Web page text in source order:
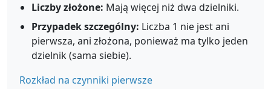
Liczby złożone: Mają więcej niż dwa dzielniki.
Przypadek szczególny: Liczba 1 nie jest ani
pierwsza, ani złożona, ponieważ ma tylko jeden
dzielnik (sama siebie).
Rozkład na czynniki pierwsze